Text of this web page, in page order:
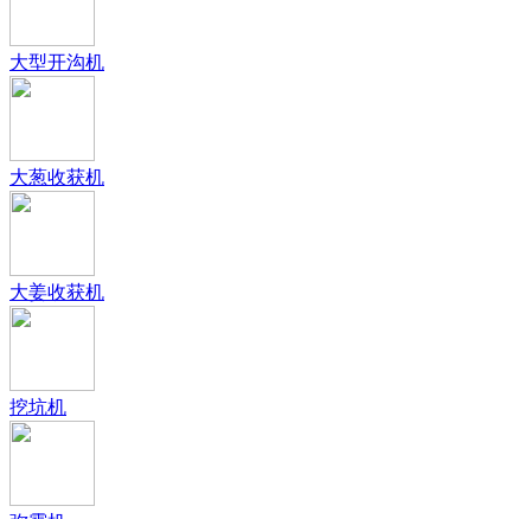
大型开沟机
大葱收获机
大姜收获机
挖坑机